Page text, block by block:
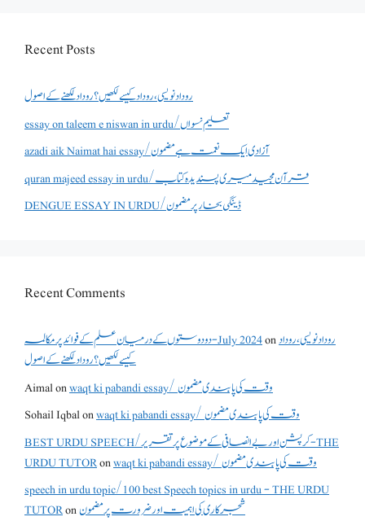
Recent Posts
روداد نویسی ،روداد کیسے لکھیں؟ روداد لکھنے کے اصول
essay on taleem e niswan in urdu/تعلیم نسواں
azadi aik Naimat hai essay/آزادی ایک نعمت ہے مضمون
quran majeed essay in urdu/قرآن مجید میری پسندیدہ کتاب
DENGUE ESSAY IN URDU/ڈینگی بخار پر مضمون
Recent Comments
دو دوستوں کے درمیان علم کے فوائد پر مکالمہ - July 2024onروداد نویسی ،روداد
کیسے لکھیں؟ روداد لکھنے کے اصول
Aimalon
waqt ki pabandi essay/ وقت کی پابندی مضمون
Sohail Iqbalon
waqt ki pabandi essay/ وقت کی پابندی مضمون
BEST URDU SPEECH/کرپشن اور بے انصافی کے موضوع پر تقریر - THE
URDU TUTORon
waqt ki pabandi essay/ وقت کی پابندی مضمون
speech in urdu topic/100 best Speech topics in urdu - THE URDU
TUTORonشجرکاری کی اہمیت اور ضرورت پر مضمون